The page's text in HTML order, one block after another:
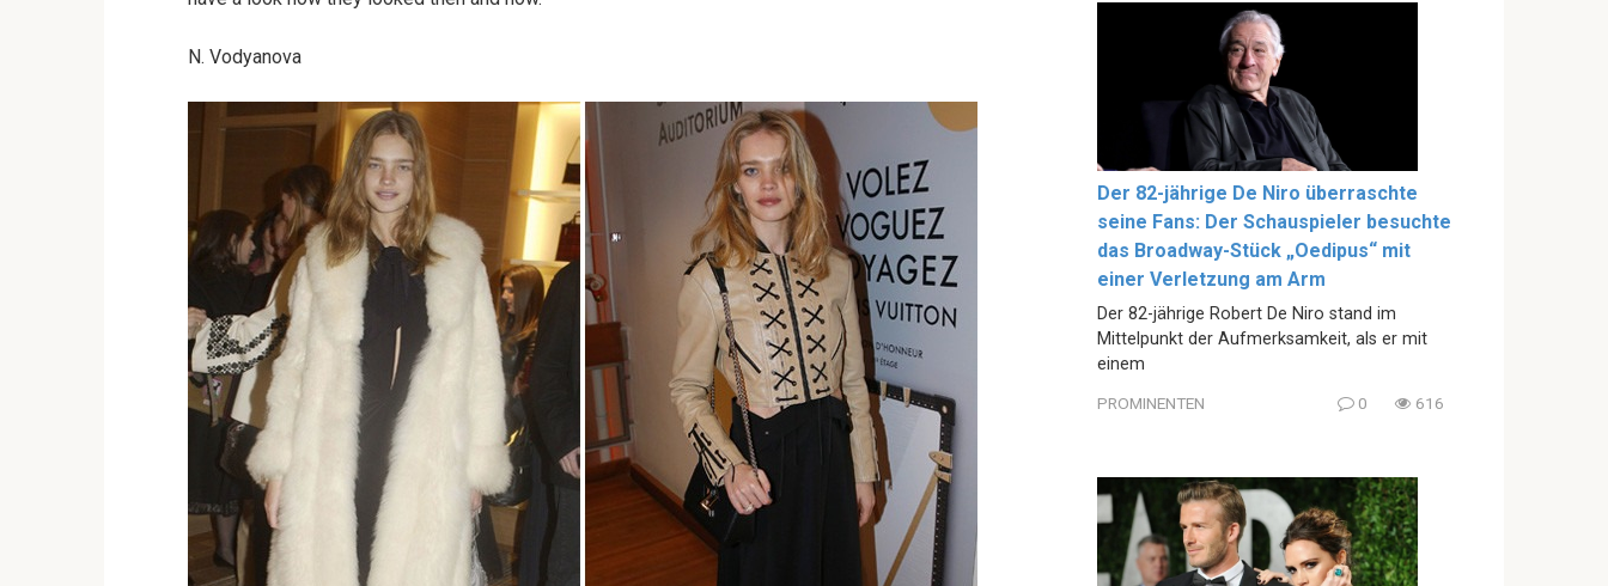
N. Vodyanova
Der 82-jährige De Niro überraschte
seine Fans: Der Schauspieler besuchte
das Broadway-Stück „Oedipus“ mit
einer Verletzung am Arm
Der 82-jährige Robert De Niro stand im
Mittelpunkt der Aufmerksamkeit, als er mit
einem
PROMINENTEN 0 616